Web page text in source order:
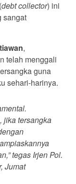
debt collector) ini
sangat
,
telah menggali
guna
sehari-harinya.
jika tersangka
tegas Irjen Pol.
Jumat